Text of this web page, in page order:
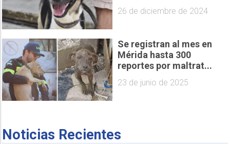
26 de diciembre de 2024
Se registran al mes en
Mérida hasta 300
reportes por maltrat...
23 de junio de 2025
Noticias Recientes